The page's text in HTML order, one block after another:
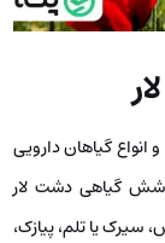
انواع گیاهان دارویی
گیاهی دشت لار
یا تلم، پیازک،